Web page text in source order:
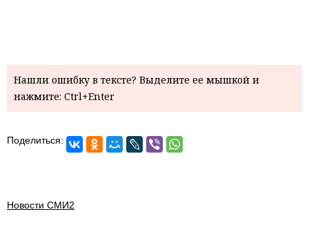
Нашли ошибку в тексте? Выделите ее мышкой и
нажмите: Ctrl+Enter
Поделиться:
Новости СМИ2